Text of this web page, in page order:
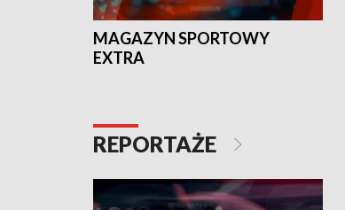
MAGAZYN SPORTOWY
EXTRA
REPORTAŻE